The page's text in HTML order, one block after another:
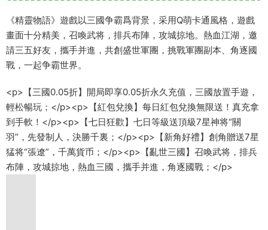
《精靈物語》遊戲以三國争霸爲背景，采用Q萌卡通風格，遊戲
畫面十分精美，召喚武将，排兵布陣，攻城掠地。熱血江湖，邀
請三五好友，攜手并進，共創盛世軍團，挑戰軍團副本、角逐國
戰，一起争霸世界。
<p>【三國0.05折】開局即享0.05折永久充值，三國放置手遊，
輕松暢玩；</p><p>【紅包兌換】每日紅包兌換無限送！真充拿
到手軟！</p><p>【七日狂歡】七日等級送頂級7星神将“關
羽”，先發制人，決勝千裏；</p><p>【新角好禮】創角贈送7星
猛将“張遼”，千萬貨币；</p><p>【亂世三國】召喚武将，排兵
布陣，攻城掠地，熱血三國，攜手并進，角逐國戰；</p>